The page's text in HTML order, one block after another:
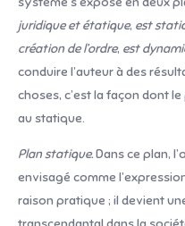
juridique et étatique, est
création de l’ordre, est
conduire l’auteur à des
choses, c’est la façon dont
au statique.
Plan statique.Dans ce plan,
envisagé comme
raison pratique ; il devient